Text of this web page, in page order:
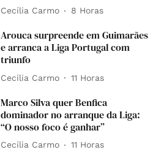
Cecília Carmo 8 Horas
Arouca surpreende em Guimarães
e arranca a Liga Portugal com
triunfo
Cecília Carmo 11 Horas
Marco Silva quer Benfica
dominador no arranque da Liga:
“O nosso foco é ganhar”
Cecília Carmo 11 Horas